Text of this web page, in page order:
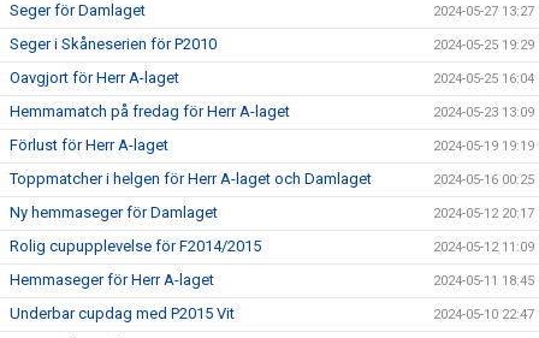
Seger för Damlaget 2024-05-27 13:27
Seger i Skåneserien för P2010 2024-05-25 19:29
Oavgjort för Herr A-laget 2024-05-25 16:04
Hemmamatch på fredag för Herr A-laget 2024-05-23 13:09
Förlust för Herr A-laget 2024-05-19 19:19
Toppmatcher i helgen för Herr A-laget och Damlaget 2024-05-16 00:25
Ny hemmaseger för Damlaget 2024-05-12 20:17
Rolig cupupplevelse för F2014/2015 2024-05-12 11:09
Hemmaseger för Herr A-laget 2024-05-11 18:45
Underbar cupdag med P2015 Vit 2024-05-10 22:47